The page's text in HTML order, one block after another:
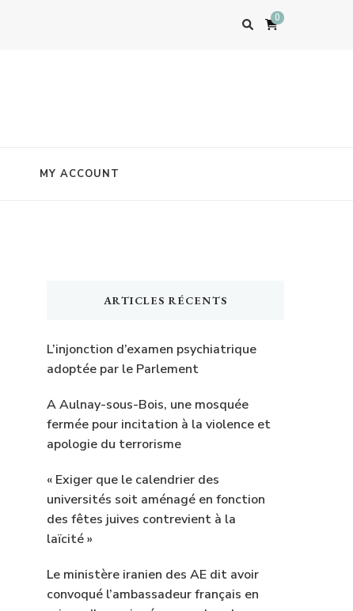
0
MY ACCOUNT
ARTICLES RÉCENTS
L’injonction d’examen psychiatrique
adoptée par le Parlement
A Aulnay-sous-Bois, une mosquée
fermée pour incitation à la violence et
apologie du terrorisme
« Exiger que le calendrier des
universités soit aménagé en fonction
des fêtes juives contrevient à la
laïcité »
Le ministère iranien des AE dit avoir
convoqué l’ambassadeur français en